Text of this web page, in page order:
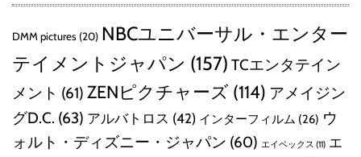
DMM pictures (20) NBCユニバーサル・エンター
テイメントジャパン (157) TCエンタテイン
メント (61) ZENピクチャーズ (114) アメイジン
グD.C. (63) アルバトロス (42) インターフィルム (26) ウ
ォルト・ディズニー・ジャパン (60) エイベックス (11) エ